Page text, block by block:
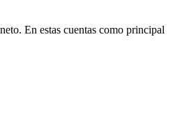
En estas cuentas como principal